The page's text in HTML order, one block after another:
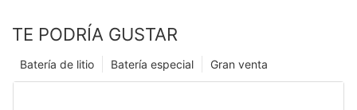
TE PODRÍA GUSTAR
Gran venta
Batería especial
Batería de litio